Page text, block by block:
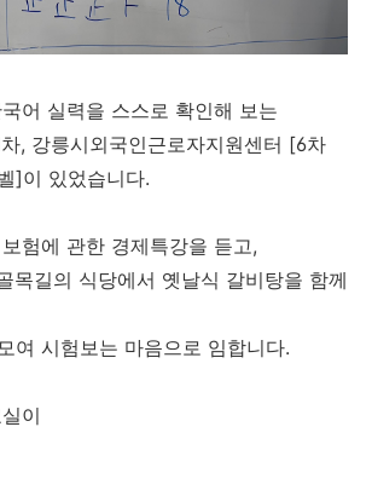
어 실력을 스스로 확인해 보는
, 강릉시외국인근로자지원센터 [6차
]이 있었습니다.
험에 관한 경제특강을 듣고,
목길의 식당에서 옛날식 갈비탕을 함께
여 시험보는 마음으로 임합니다.
이